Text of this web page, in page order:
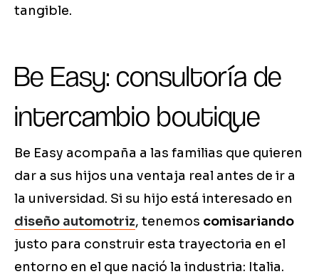
tangible.
Be Easy: consultoría de
intercambio boutique
Be Easy acompaña a las familias que quieren
dar a sus hijos una ventaja real antes de ir a
la universidad. Si su hijo está interesado en
diseño automotriz, tenemos comisariando
justo para construir esta trayectoria en el
entorno en el que nació la industria: Italia.